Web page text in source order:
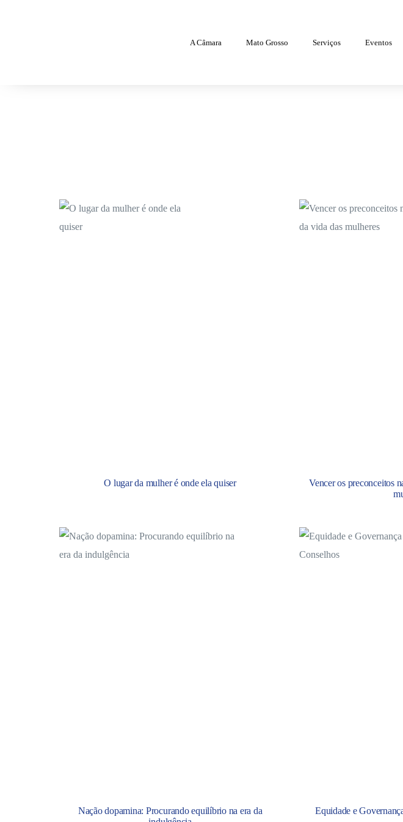
A Câmara Mato Grosso Serviços Eventos
O lugar da mulher é onde ela quiser
Vencer os preconceitos
Nação dopamina: Procurando equilíbrio na era da
Equidade e